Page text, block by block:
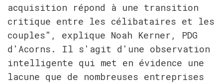
acquisition répond à une transition
critique entre les célibataires et les
couples", explique Noah Kerner, PDG
d'Acorns. Il s'agit d'une observation
intelligente qui met en évidence une
lacune que de nombreuses entreprises